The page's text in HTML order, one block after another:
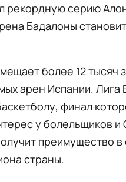
рекордную серию
Бадалоны
более 12 тысяч
арен Испании. Лига
финал
у болельщиков
преимущество в
страны.